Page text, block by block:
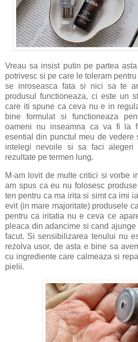
Vreau sa insist putin pe partea
potrivesc si pe care le toleram
se inroseasca fata si nici sa te
produsul functioneaza, ci este un
care iti spune ca ceva nu e in
bine formulat si functioneaza
oameni nu inseamna ca va fi la
esential din punctul meu de vedere
intelegi nevoile si sa faci
rezultate pe termen lung.
M-am lovit de multe critici si vorbe
am spus ca eu nu folosesc
ten pentru ca ma irita si simt ca imi
evit (in mare majoritate) produsele
pentru ca iritatia nu e ceva ce
pleaca din adancime si cand
facut. Si sensibilizarea tenului nu
rezolva usor, de asta e bine sa
cu ingrediente care calmeaza si
pielii.